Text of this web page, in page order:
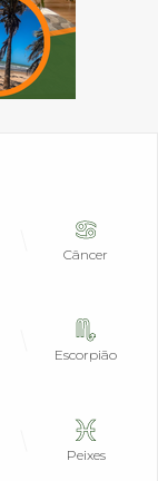
Câncer
Escorpião
Peixes